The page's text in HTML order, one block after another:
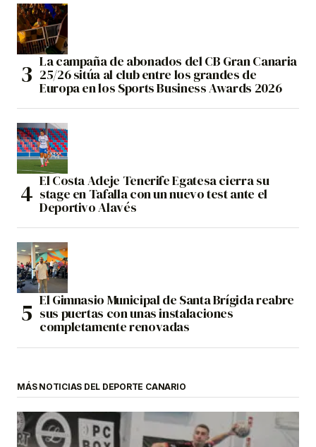
La campaña de abonados del CB Gran Canaria
25/26 sitúa al club entre los grandes de
Europa en los Sports Business Awards 2026
El Costa Adeje Tenerife Egatesa cierra su
stage en Tafalla con un nuevo test ante el
Deportivo Alavés
El Gimnasio Municipal de Santa Brígida reabre
sus puertas con unas instalaciones
completamente renovadas
MÁS NOTICIAS DEL DEPORTE CANARIO